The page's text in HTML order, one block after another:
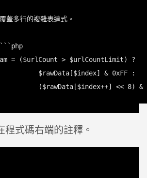
程式碼右端的註釋。